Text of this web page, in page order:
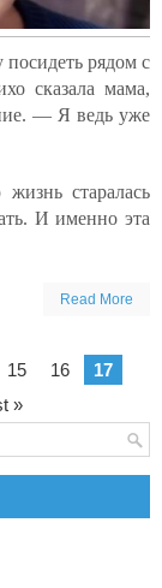
рядом с
сказала мама,
— Я ведь уже
старалась
И именно эта
Read More
15 16
17
»